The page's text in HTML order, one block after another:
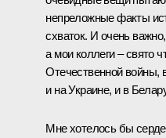
непреложные факты
схваток. И очень
а мои коллеги – свято
Отечественной войны,
и на Украине, и в
Мне хотелось бы